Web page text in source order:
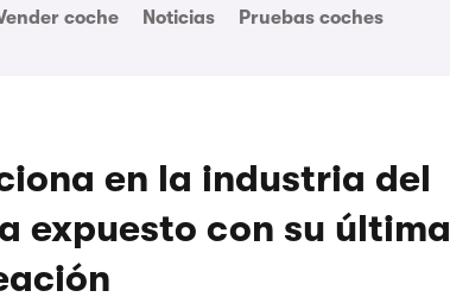
coche Noticias Pruebas coches
en la industria del
expuesto con su última